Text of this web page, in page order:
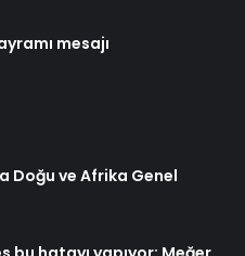
mesajı
Doğu ve Afrika Genel